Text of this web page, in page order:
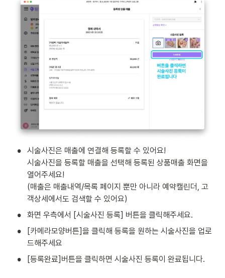
•
시술사진은 매출에 연결해 등록할 수 있어요!
시술사진을 등록할 매출을 선택해 등록된 상품매출 화면을
열어주세요!
(매출은 매출내역/목록 페이지 뿐만 아니라 예약캘린더, 고
객상세에서도 검색할 수 있어요)
• 화면 우측에서 [시술사진 등록] 버튼을 클릭해주세요.
•
[카메라모양버튼]을 클릭해 등록을 원하는 시술사진을 업로
드해주세요
• [등록완료]버튼을 클릭하면 시술사진 등록이 완료됩니다.